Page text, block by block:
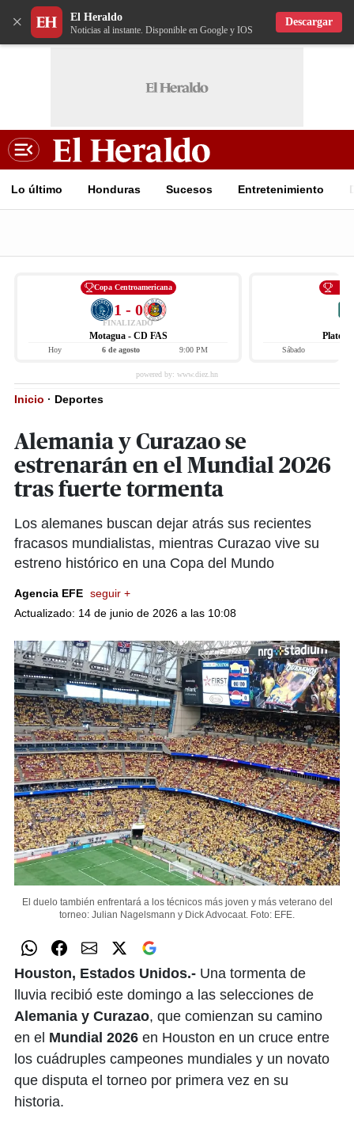
× El Heraldo
Noticias al instante. Disponible en Google y IOS
Descargar
Lo último Honduras Sucesos Entretenimiento
Copa Centroamericana
1 - 0
FINALIZADO
Motagua - CD FAS
Hoy 6 de agosto 9:00 PM Sábado
Inicio · Deportes
Alemania y Curazao se
estrenarán en el Mundial 2026
tras fuerte tormenta
Los alemanes buscan dejar atrás sus recientes
fracasos mundialistas, mientras Curazao vive su
estreno histórico en una Copa del Mundo
Agencia EFE seguir +
Actualizado: 14 de junio de 2026 a las 10:08
El duelo también enfrentará a los técnicos más joven y más veterano del
torneo: Julian Nagelsmann y Dick Advocaat. Foto: EFE.
Houston, Estados Unidos.- Una tormenta de
lluvia recibió este domingo a las selecciones de
Alemania y Curazao, que comienzan su camino
en el Mundial 2026 en Houston en un cruce entre
los cuádruples campeones mundiales y un novato
que disputa el torneo por primera vez en su
historia.